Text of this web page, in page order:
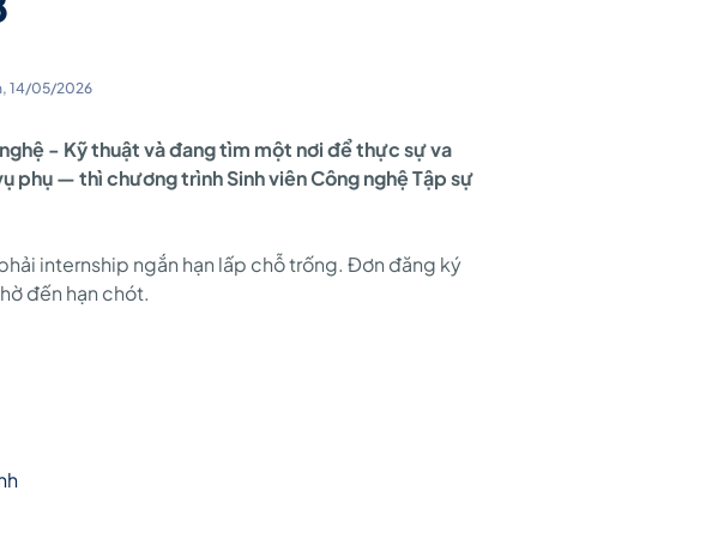
14/05/2026
- Kỹ thuật và đang tìm một nơi để thực sự va
phụ — thì chương trình Sinh viên Công nghệ Tập sự
internship ngắn hạn lấp chỗ trống. Đơn đăng ký
đến hạn chót.